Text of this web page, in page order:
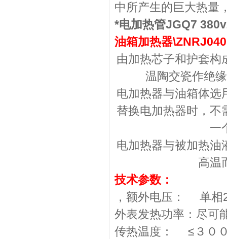
中所产生的巨大热量
*电加热管JGQ7
油箱加热器
由加热芯子和护套构
温陶交瓷作绝
电加热器与油箱体选
替换电加热器时，不
一
电加热器与被加热油
高温
技术参数：
，额外电压： 单
外表发热功率：尽可
传热温度： ≤３０